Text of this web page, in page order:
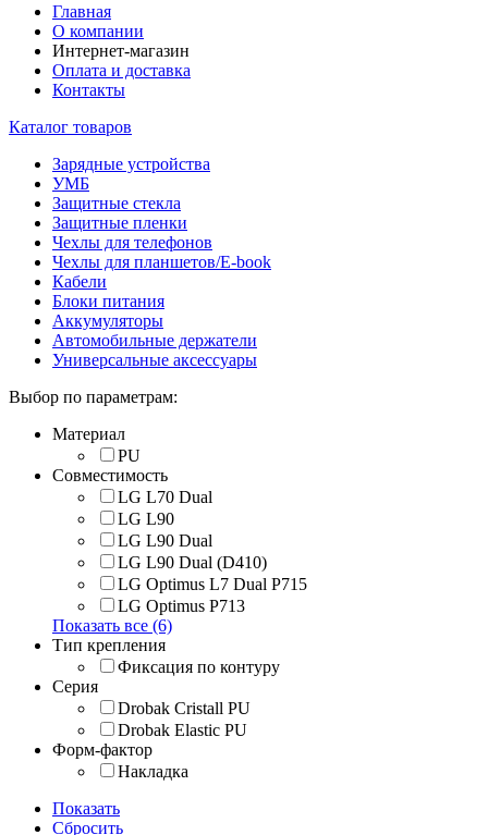
Главная
О компании
Интернет-магазин
Оплата и доставка
Контакты
Каталог товаров
Зарядные устройства
УМБ
Защитные стекла
Защитные пленки
Чехлы для телефонов
Чехлы для планшетов/E-book
Кабели
Блоки питания
Аккумуляторы
Автомобильные держатели
Универсальные аксессуары
Выбор по параметрам:
Материал
PU
Совместимость
LG L70 Dual
LG L90
LG L90 Dual
LG L90 Dual (D410)
LG Optimus L7 Dual P715
LG Optimus P713
Показать все (6)
Тип крепления
Фиксация по контуру
Серия
Drobak Cristall PU
Drobak Elastic PU
Форм-фактор
Накладка
Показать
Сбросить